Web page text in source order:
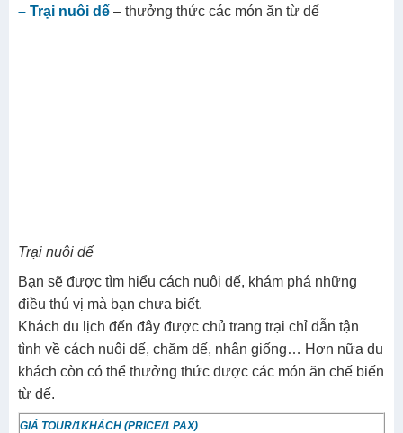
– Trại nuôi dế – thưởng thức các món ăn từ dế
Trại nuôi dế
​Bạn sẽ được tìm hiểu cách nuôi dế, khám phá những
điều thú vị mà bạn chưa biết.
Khách du lịch đến đây được chủ trang trại chỉ dẫn tận
tình về cách nuôi dế, chăm dế, nhân giống… Hơn nữa du
khách còn có thể thưởng thức được các món ăn chế biến
từ dế.
GIÁ TOUR/1KHÁCH (PRICE/1 PAX)